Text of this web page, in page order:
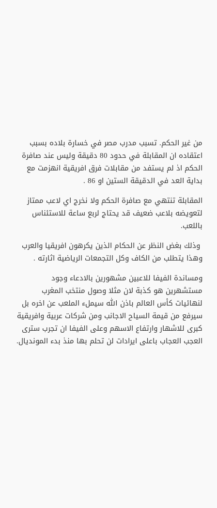
من غير الحكم. تسبب مدرب مصر في خسارة بلاده بسبب
اعتقاده ان المقابلة في حدود 80 دقيقة وليس عند صافرة
الحكم اذ لم يستفد من مقابلات فرق افريقية انهزمت مع
بداية العد في الدقيقة الستين او 86 .
المقابلة تنتهي مع صافرة الحكم ولا نخرج اي لاعب ممتاز
لتعويضه بلاعب ضعيف قد يحتاج لربع ساعة للاستئناس
باللعب.
وذلك بغض النظر عن الحكام الذين يكرهون افريقيا والعرب
وهذا يتطلب من الكاف وكل التجمعات الرياضية اثارته .
ومساندة الفيفا للاعبين مشهورين بالادعاء وجود
مستشهرين هو كذبة لان مثلا وصول منتخب المغرب
لنهائيات كأس العالم باذن الله سيملء الملعب عن اخره بل
سيرفع من قيمة السياح الاجانب ومن شركات عربية وافريقية
كبرى للاشهار وارتفاع الاسهم وعلى الفيفا ان تجرب سترى
العجب العجاب باعلى ايرادات لن تحلم بها منذ بدء المونديال.